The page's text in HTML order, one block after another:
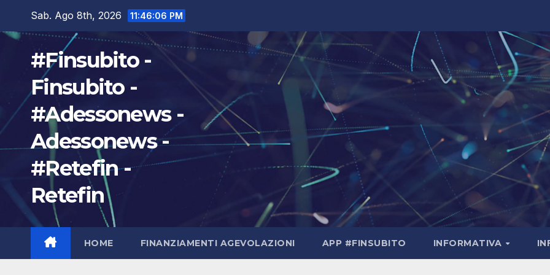
Sab. Ago 8th, 2026 11:46:07 PM
#Finsubito -
Finsubito -
#Adessonews -
Adessonews -
#Retefin -
Retefin
HOME FINANZIAMENTI AGEVOLAZIONI APP #FINSUBITO INFORMATIVA